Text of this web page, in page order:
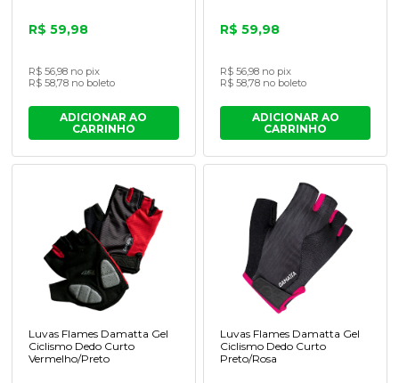
R$ 59,98
R$ 56,98 no pix
R$ 58,78 no boleto
ADICIONAR AO
CARRINHO
R$ 59,98
R$ 56,98 no pix
R$ 58,78 no boleto
ADICIONAR AO
CARRINHO
Luvas Flames Damatta Gel
Ciclismo Dedo Curto
Vermelho/Preto
Luvas Flames Damatta Gel
Ciclismo Dedo Curto
Preto/Rosa